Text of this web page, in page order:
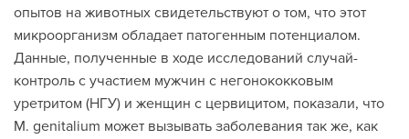
опытов на животных свидетельствуют о том, что этот
микроорганизм обладает патогенным потенциалом.
Данные, полученные в ходе исследований случай-
контроль с участием мужчин с негонококковым
уретритом (НГУ) и женщин с цервицитом, показали, что
М. genitalium может вызывать заболевания так же, как